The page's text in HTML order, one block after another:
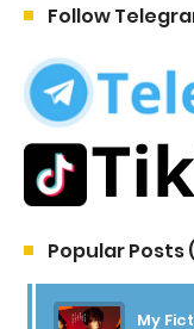
Follow
Popular Posts
My